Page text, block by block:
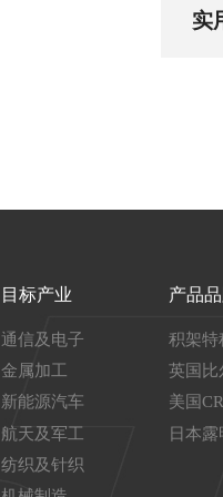
实
目标产业
通信及电子
金属加工
新能源汽车
航天及军工
纺织及针织
产品
积架特
英国比
美国
日本